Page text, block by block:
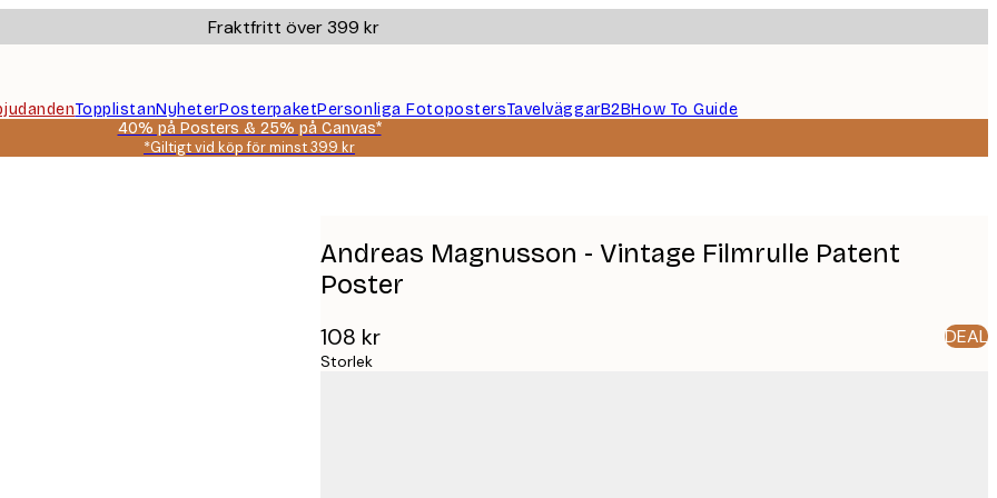
Fraktfritt över 399 kr
TopplistanNyheterPosterpaketPersonliga FotopostersTavelväggarB2BHow To Guide
40% på Posters & 25% på Canvas*
*Giltigt vid köp för minst 399 kr
Poster
Andreas Magnusson - Vintage Filmrulle Patent
Poster
108 kr DEAL
Storlek